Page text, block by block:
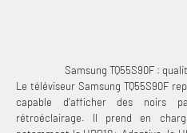
Samsung TQ55S90F :
Le téléviseur Samsung TQ55S90F
capable d'afficher des noirs
rétroéclairage. Il prend en